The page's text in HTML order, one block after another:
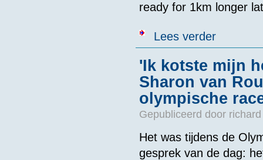
ready for 1km longer
Lees verderover France:
'Ik kotste mijn
Sharon van
olympische
Gepubliceerd door
Het was tijdens de
gesprek van de dag: